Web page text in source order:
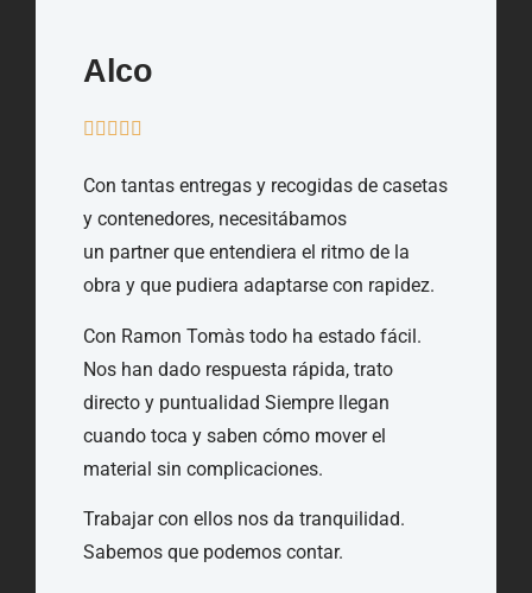
Alco
Con tantas entregas y recogidas de casetas
y contenedores, necesitábamos
un partner que entendiera el ritmo de la
obra y que pudiera adaptarse con rapidez.
Con Ramon Tomàs todo ha estado fácil.
Nos han dado respuesta rápida, trato
directo y puntualidad Siempre llegan
cuando toca y saben cómo mover el
material sin complicaciones.
Trabajar con ellos nos da tranquilidad.
Sabemos que podemos contar.